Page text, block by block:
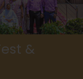
&